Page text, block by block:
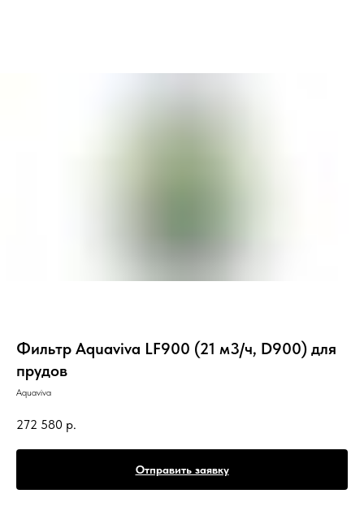
Фильтр Aquaviva LF900 (21 м3/ч, D900) для
прудов
Aquaviva
272 580 р.
Отправить заявку